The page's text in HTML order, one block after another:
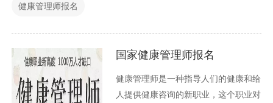
健康管理师报名
国家健康管理师报名
健康管理师是一种指导人们的健康和给
人提供健康咨询的新职业，这个职业对